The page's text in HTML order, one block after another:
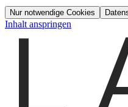
Nur notwendige Cookies
Inhalt anspringen